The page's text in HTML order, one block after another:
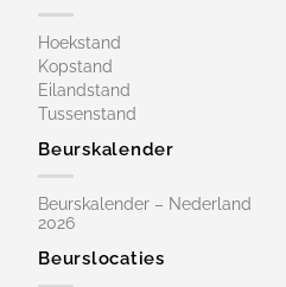
Hoekstand
Kopstand
Eilandstand
Tussenstand
Beurskalender
Beurskalender – Nederland
2026
Beurslocaties